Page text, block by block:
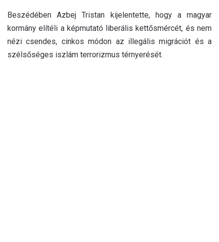
Beszédében Azbej Tristan kijelentette, hogy a magyar
kormány elítéli a képmutató liberális kettősmércét, és nem
nézi csendes, cinkos módon az illegális migrációt és a
szélsőséges iszlám terrorizmus térnyerését.